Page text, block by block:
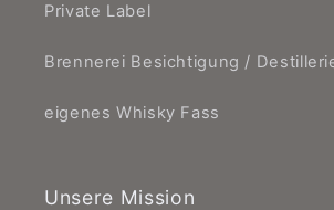
Private Label
Brennerei Besichtigung /
eigenes Whisky Fass
Unsere Mission